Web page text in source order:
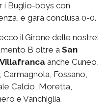
i Buglio-boys con
e gara conclusa 0-0.
il Girone delle nostre:
B oltre a San
anche Cuneo,
Carmagnola, Fossano,
Calcio, Moretta,
e Vanchiglia.